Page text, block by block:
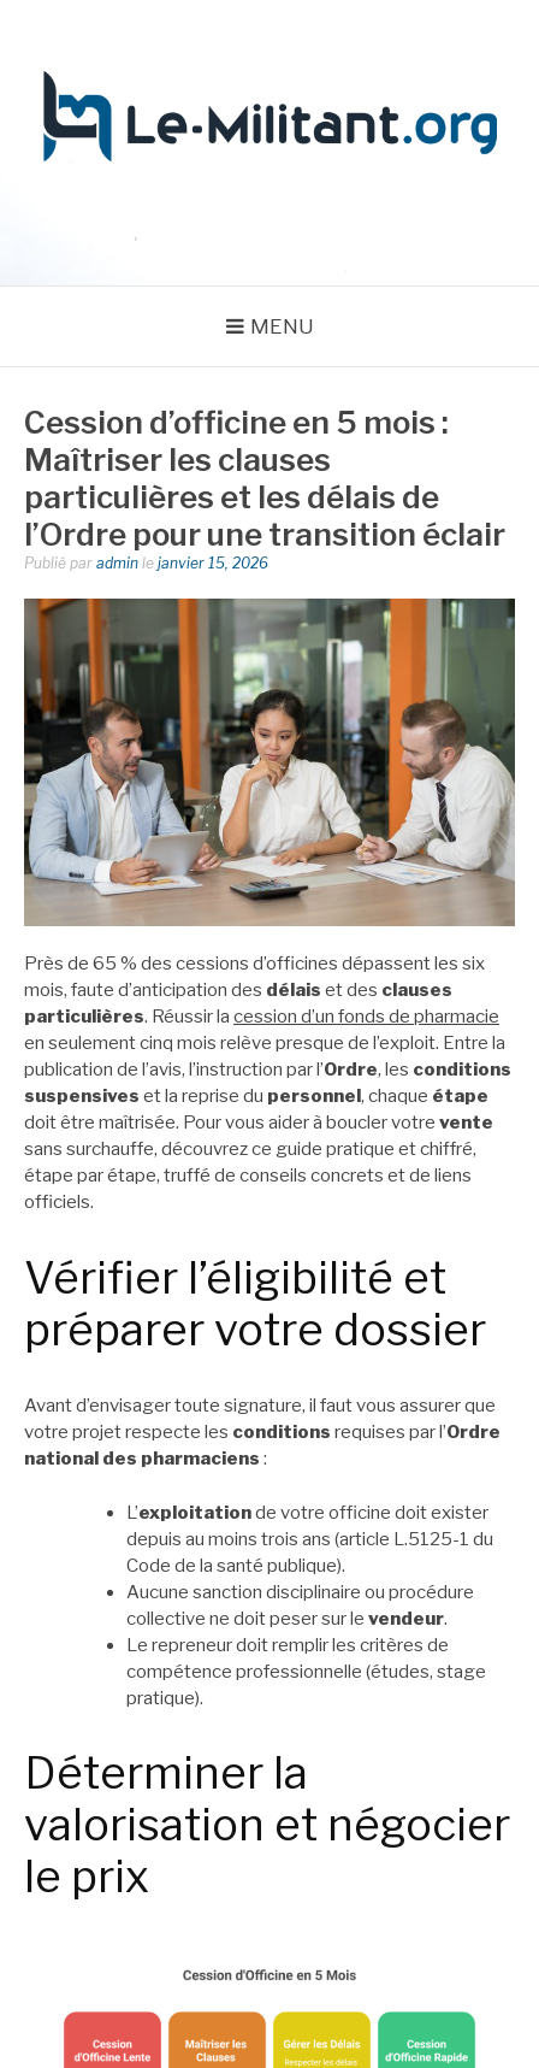
MENU
Cession d’officine en 5 mois :
Maîtriser les clauses
particulières et les délais de
l’Ordre pour une transition éclair
Publié par admin le janvier 15, 2026
Près de 65 % des cessions d’officines dépassent les six
mois, faute d’anticipation des délais et des clauses
particulières. Réussir la cession d’un fonds de pharmacie
en seulement cinq mois relève presque de l’exploit. Entre la
publication de l’avis, l’instruction par l’Ordre, les conditions
suspensives et la reprise du personnel , chaque étape
doit être maîtrisée. Pour vous aider à boucler votre vente
sans surchauffe, découvrez ce guide pratique et chiffré,
étape par étape, truffé de conseils concrets et de liens
officiels.
Vérifier l’éligibilité et
préparer votre dossier
Avant d’envisager toute signature, il faut vous assurer que
votre projet respecte les conditions requises par l’Ordre
national des pharmaciens :
L’exploitationde votre officine doit exister
depuis au moins trois ans (article L.5125-1 du
Code de la santé publique).
Aucune sanction disciplinaire ou procédure
collective ne doit peser sur le vendeur.
Le repreneur doit remplir les critères de
compétence professionnelle (études, stage
pratique).
Déterminer la
valorisation et négocier
le prix